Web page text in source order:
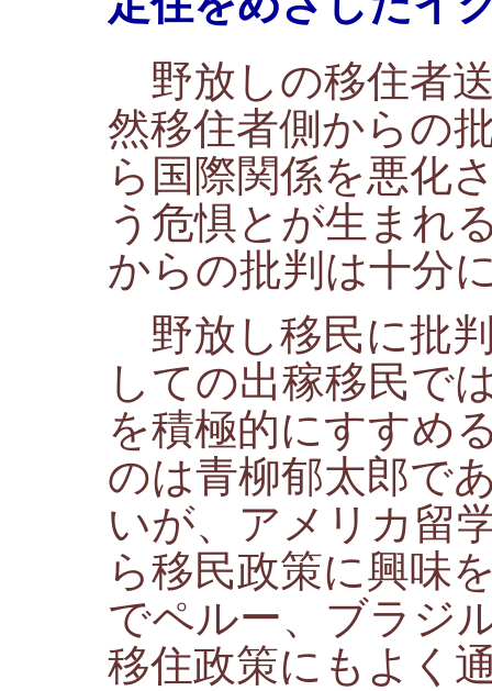
野放しの移住者
然移住者側からの
ら国際関係を悪化
う危惧とが生まれ
からの批判は十分
野放し移民に批
しての出稼移民で
を積極的にすすめ
のは青柳郁太郎で
いが、アメリカ留
ら移民政策に興味
でペルー、ブラジ
移住政策にもよく